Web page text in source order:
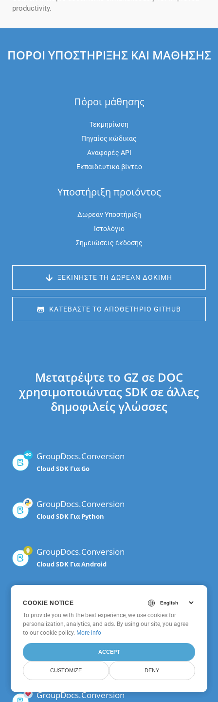
productivity.
ΠΌΡΟΙ ΥΠΟΣΤΉΡΙΞΗΣ ΚΑΙ ΜΆΘΗΣΗΣ
Πόροι μάθησης
Τεκμηρίωση
Πηγαίος κώδικας
Αναφορές API
Εκπαιδευτικά βίντεο
Υποστήριξη προιόντος
Δωρεάν Υποστήριξη
Ιστολόγιο
Σημειώσεις έκδοσης
ΞΕΚΙΝΉΣΤΕ ΤΗ ΔΩΡΕΆΝ ΔΟΚΙΜΉ
ΚΑΤΕΒΆΣΤΕ ΤΟ ΑΠΟΘΕΤΉΡΙΟ GITHUB
Μετατρέψτε το GZ σε DOC
χρησιμοποιώντας SDK σε άλλες
δημοφιλείς γλώσσες
GroupDocs.Conversion
Cloud SDK Για Go
GroupDocs.Conversion
Cloud SDK Για Python
GroupDocs.Conversion
Cloud SDK Για Android
GroupDocs.Conversion
Cloud SDK Για PHP
GroupDocs.Conversion
Cloud Για cURL
GroupDocs.Conversion
COOKIE NOTICE
To provide you with the best experience, we use cookies for
personalization, analytics, and ads. By using our site, you agree
toour cookie policy.
ACCEPT
CUSTOMIZE DENY
COOKIE NOTICE
To provide you with the best experience, we use cookies for
personalization, analytics, and ads. By using our site, you agree
to our cookie policy. More info
ACCEPT
CUSTOMIZE DENY